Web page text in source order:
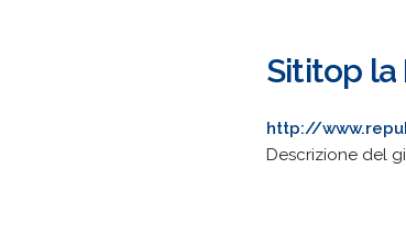
Sititop la
http://
Descrizione del